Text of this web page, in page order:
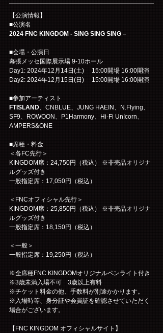
【公演情報】
■公演名
2024 FNC KINGDOM - SING SING SING –
■会場・公演日
幕張メッセ国際展示場 9-10ホール
Day1: 2024年12月14日(土)　 15:00開場 16:00開演
Day2: 2024年12月15日(日)　 15:00開場 16:00開演
■参加アーティスト
FTISLAND 、CNBLUE、JUNG HAEIN、N.Flying、
SF9、ROWOON、P1Harmony、Hi-Fi Un!corn、
AMPERS&ONE
■席種・料金
＜各FC先行＞
KINGDOM席：24,750円（税込） ※非売品オリジナ
ルグッズ付き
一般指定席：17,050円（税込）
＜FNCオフィシャル先行＞
KINGDOM席：25,850円（税込） ※非売品オリジナ
ルグッズ付き
一般指定席：18,150円（税込）
＜一般＞
一般指定席：19,250円（税込）
※全席種FNC KINGDOMオリジナルペンライト付き
※3歳未満入場不可　3歳以上有料
※チケット料金の他、手数料が別途かかります。
※入場時等、身分証や会員証を確認させていただく
場合がございます。
【FNC KINGDOM オフィシャルサイト】